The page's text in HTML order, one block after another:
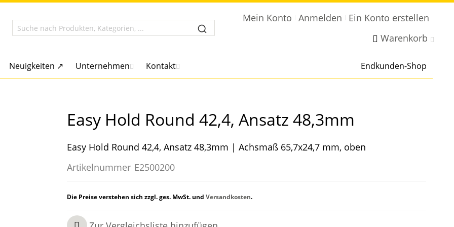
Mein Konto Anmelden
Ein Konto erstellen
Warenkorb
Neuigkeiten ↗ Unternehmen Kontakt Endkunden-Shop
Easy Hold Round 42,4, Ansatz 48,3mm
Easy Hold Round 42,4, Ansatz 48,3mm | Achsmaß 65,7x24,7 mm, oben
Artikelnummer E2500200
Die Preise verstehen sich zzgl. ges. MwSt. und Versandkosten.